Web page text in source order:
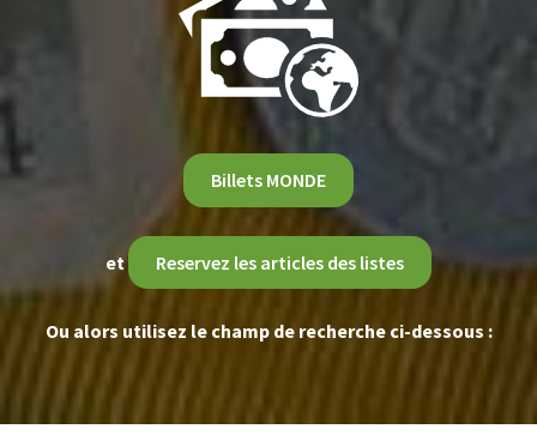
Billets MONDE
et Reservez les articles des listes
Ou alors utilisez le champ de recherche ci-dessous :